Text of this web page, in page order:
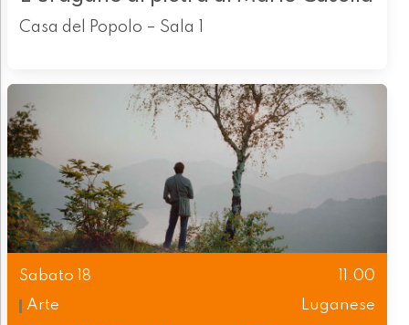
Casa del Popolo – Sala 1
Sabato 18
11.00
Arte
Luganese